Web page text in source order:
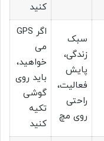
کنید
سبک
زندگی،
پایش
فعالیت،
راحتی
روی مچ
اگر GPS
می
خواهید،
باید روی
گوشی
تکیه
کنید